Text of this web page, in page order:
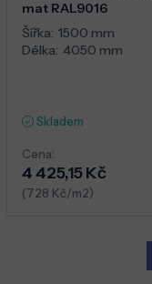
mat RAL9016
Šířka: 1500 mm
Délka: 4050 mm
Skladem
Cena:
4 425,15 Kč
(728 Kč/m2)